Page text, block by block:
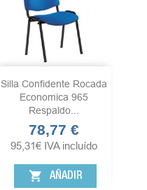
Silla Confidente Rocada
Economica 965
Respaldo...
Precio
78,77 €
95,31€ IVA incluído
shopping_cart AÑADIR